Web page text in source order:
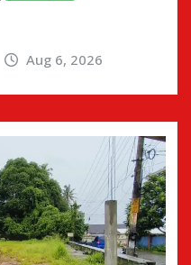
Aug 6, 2026